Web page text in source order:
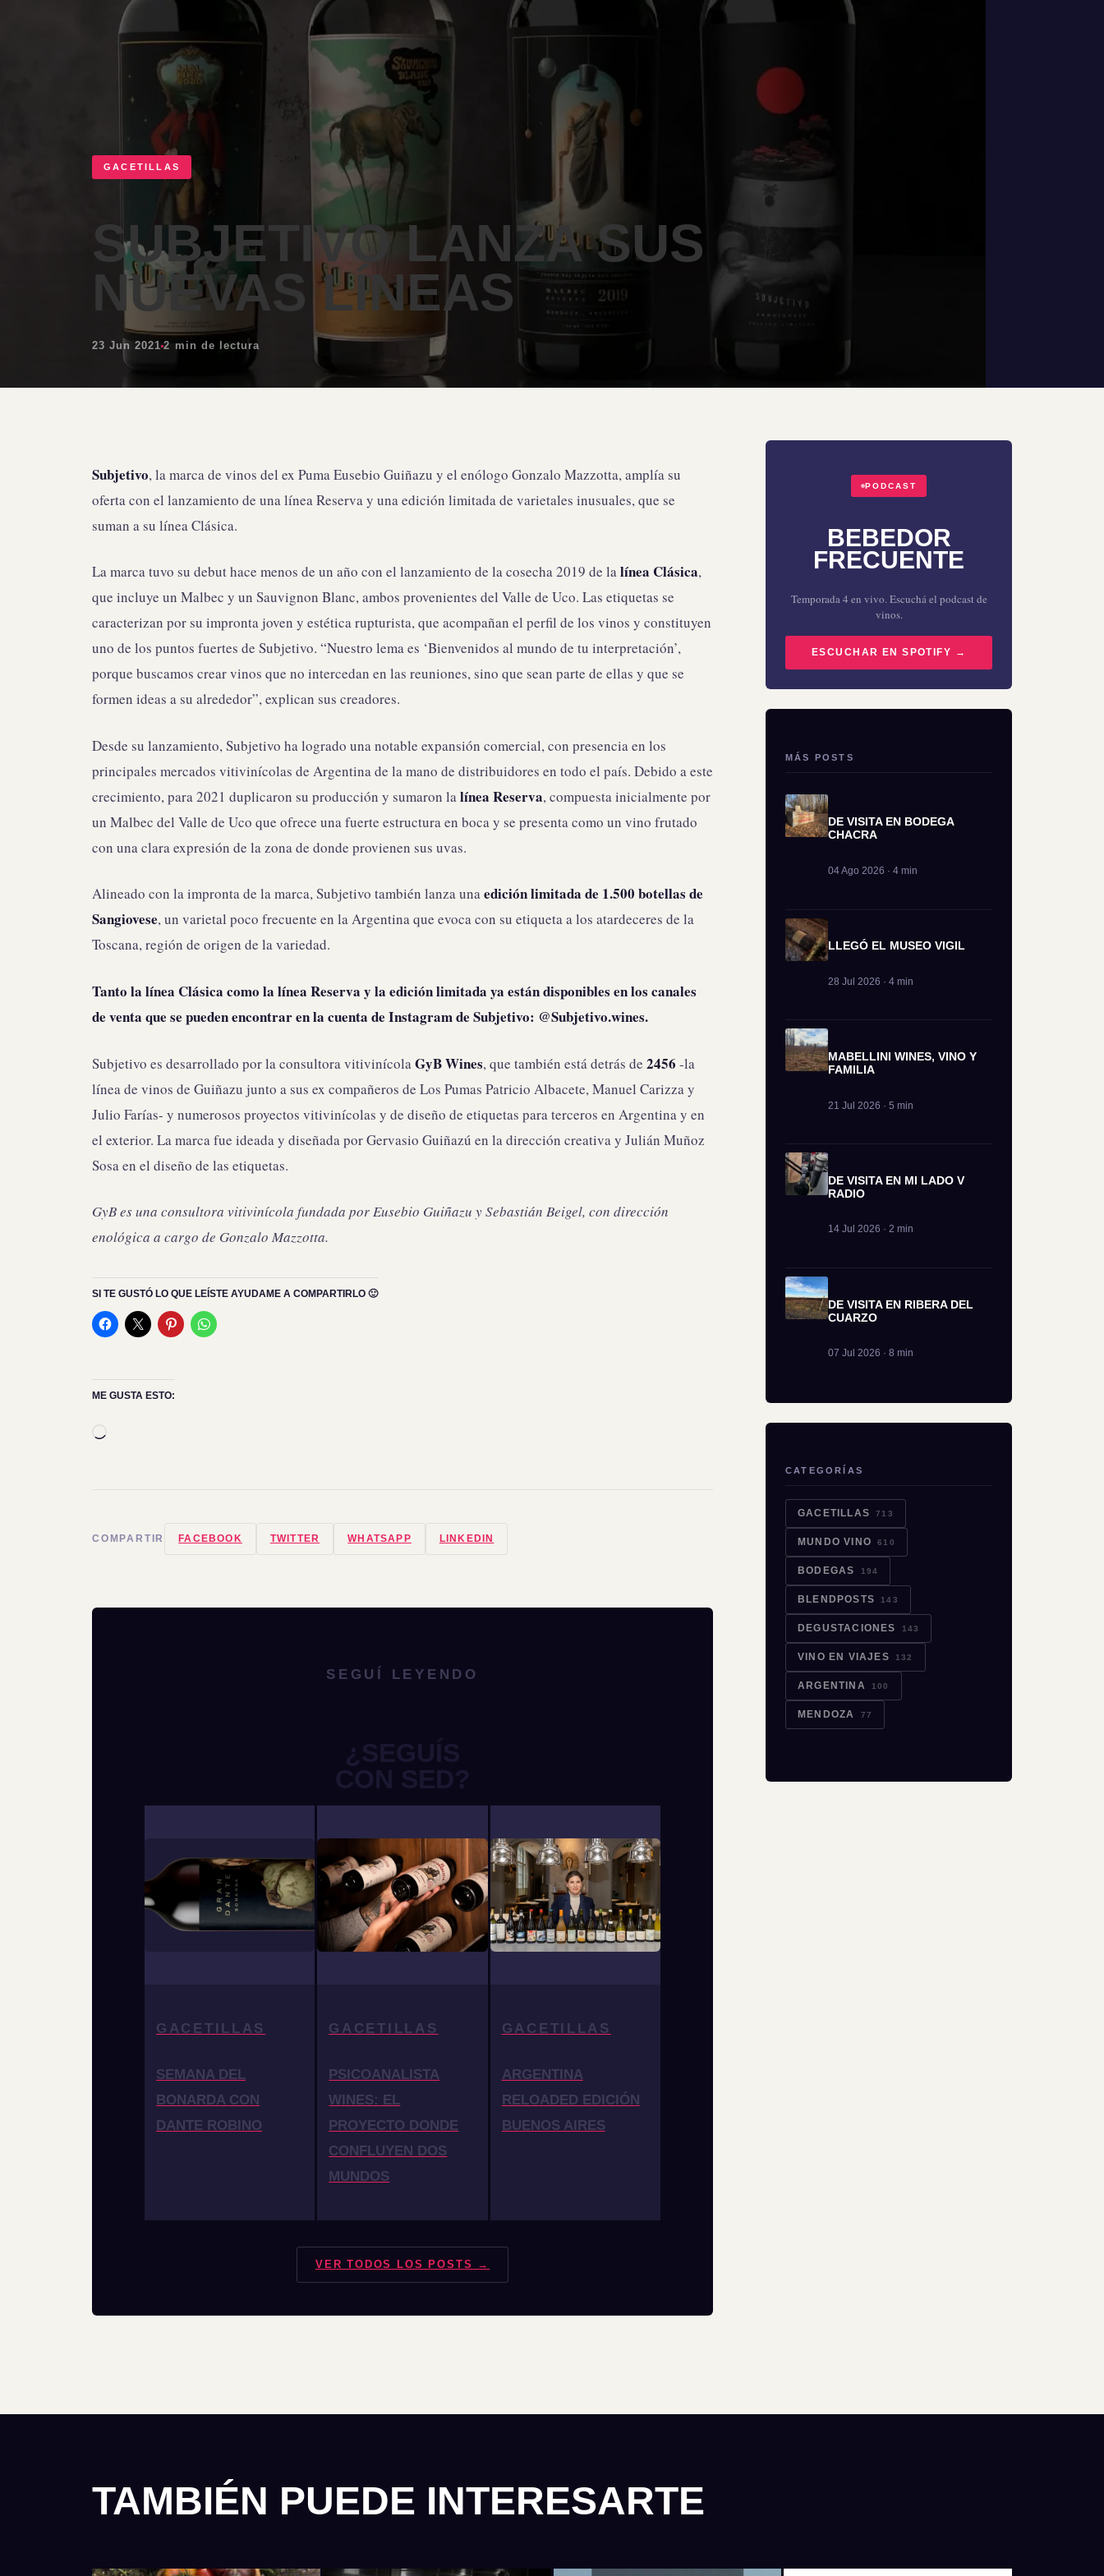
GACETILLAS
SUBJETIVO LANZA SUS
NUEVAS LÍNEAS
23 Jun 2021 2 min de lectura
Subjetivo, la marca de vinos del ex Puma Eusebio Guiñazu y el enólogo Gonzalo Mazzotta, amplía su
oferta con el lanzamiento de una línea Reserva y una edición limitada de varietales inusuales, que se
suman a su línea Clásica.
La marca tuvo su debut hace menos de un año con el lanzamiento de la cosecha 2019 de lalínea Clásica,
que incluye un Malbec y un Sauvignon Blanc, ambos provenientes del Valle de Uco. Las etiquetas se
caracterizan por su impronta joven y estética rupturista, que acompañan el perfil de los vinos y constituyen
uno de los puntos fuertes de Subjetivo. “Nuestro lema es ‘Bienvenidos al mundo de tu interpretación’,
porque buscamos crear vinos que no intercedan en las reuniones, sino que sean parte de ellas y que se
formen ideas a su alrededor”, explican sus creadores.
Desde su lanzamiento, Subjetivo ha logrado una notable expansión comercial, con presencia en los
principales mercados vitivinícolas de Argentina de la mano de distribuidores en todo el país. Debido a este
crecimiento, para 2021 duplicaron su producción y sumaron lalínea Reserva, compuesta inicialmente por
un Malbec del Valle de Uco que ofrece una fuerte estructura en boca y se presenta como un vino frutado
con una clara expresión de la zona de donde provienen sus uvas.
Alineado con la impronta de la marca, Subjetivo también lanza unaedición limitada de 1.500 botellas de
Sangiovese, un varietal poco frecuente en la Argentina que evoca con su etiqueta a los atardeceres de la
Toscana, región de origen de la variedad.
Tanto la línea Clásica como la línea Reserva y la edición limitada ya están disponibles en los canales
de venta que se pueden encontrar en la cuenta de Instagram de Subjetivo: @Subjetivo.wines.
Subjetivo es desarrollado por la consultora vitivinícola GyB Wines, que también está detrás de 2456 -la
línea de vinos de Guiñazu junto a sus ex compañeros de Los Pumas Patricio Albacete, Manuel Carizza y
Julio Farías- y numerosos proyectos vitivinícolas y de diseño de etiquetas para terceros en Argentina y en
el exterior. La marca fue ideada y diseñada por Gervasio Guiñazú en la dirección creativa y Julián Muñoz
Sosa en el diseño de las etiquetas.
GyB es una consultora vitivinícola fundada por Eusebio Guiñazu y Sebastián Beigel, con dirección
enológica a cargo de Gonzalo Mazzotta.
SI TE GUSTÓ LO QUE LEÍSTE AYUDAME A COMPARTIRLO 🙂
ME GUSTA ESTO:
COMPARTIR FACEBOOK TWITTER WHATSAPP LINKEDIN
SEGUÍ LEYENDO
¿SEGUÍS
CON SED?
GACETILLAS
SEMANA DEL
BONARDA CON
DANTE ROBINO
GACETILLAS
PSICOANALISTA
WINES: EL
PROYECTO DONDE
CONFLUYEN DOS
MUNDOS
GACETILLAS
ARGENTINA
RELOADED EDICIÓN
BUENOS AIRES
VER TODOS LOS POSTS →
PODCAST
BEBEDOR
FRECUENTE
Temporada 4 en vivo. Escuchá el podcast de
vinos.
ESCUCHAR EN SPOTIFY →
MÁS POSTS
DE VISITA EN BODEGA
CHACRA
04 Ago 2026 · 4 min
LLEGÓ EL MUSEO VIGIL
28 Jul 2026 · 4 min
MABELLINI WINES, VINO Y
FAMILIA
21 Jul 2026 · 5 min
DE VISITA EN MI LADO V
RADIO
14 Jul 2026 · 2 min
DE VISITA EN RIBERA DEL
CUARZO
07 Jul 2026 · 8 min
CATEGORÍAS
GACETILLAS 713
MUNDO VINO 610
BODEGAS 194
BLENDPOSTS 143
DEGUSTACIONES 143
VINO EN VIAJES 132
ARGENTINA 100
MENDOZA 77
TAMBIÉN PUEDE INTERESARTE